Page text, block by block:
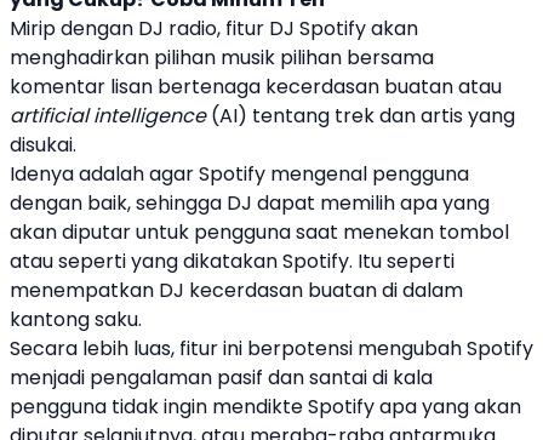
Mirip dengan DJ radio, fitur DJ Spotifyakan
menghadirkan pilihan musik pilihan bersama
komentar lisan bertenaga kecerdasan buatanatau
artificial intelligence(AI) tentang trek dan artis yang
disukai.
Idenya adalah agarSpotify mengenal pengguna
dengan baik, sehingga DJ dapat memilih apa yang
akan diputar untuk pengguna saat menekan tombol
atau seperti yang dikatakanSpotify. Itu seperti
menempatkan DJ kecerdasan buatandi dalam
kantong saku.
Secara lebih luas, fitur ini berpotensi mengubahSpotify
menjadi pengalaman pasif dan santai di kala
pengguna tidak ingin mendikteSpotifyapa yang akan